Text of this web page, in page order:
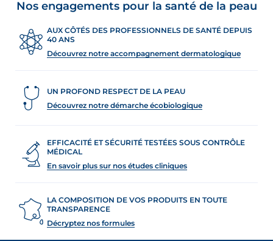
Nos engagements pour la santé de la peau
AUX CÔTÉS DES PROFESSIONNELS DE SANTÉ DEPUIS
40 ANS
Découvrez notre accompagnement dermatologique
UN PROFOND RESPECT DE LA PEAU
Découvrez notre démarche écobiologique
EFFICACITÉ ET SÉCURITÉ TESTÉES SOUS CONTRÔLE
MÉDICAL
En savoir plus sur nos études cliniques
LA COMPOSITION DE VOS PRODUITS EN TOUTE
TRANSPARENCE
Décryptez nos formules